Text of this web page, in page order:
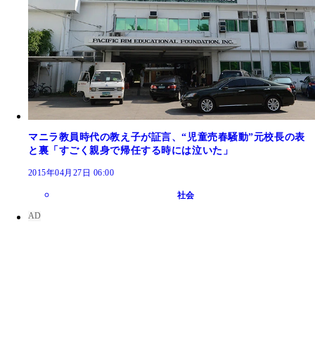
マニラ教員時代の教え子が証言、“児童売春騒動”元校長の表
と裏「すごく親身で帰任する時には泣いた」
2015年04月27日 06:00
社会